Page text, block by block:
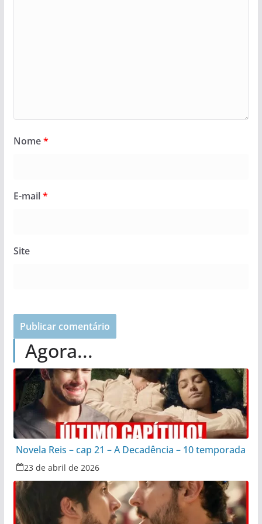
Nome*
E-mail*
Site
Agora...
Novela Reis – cap 21 – A Decadência – 10 temporada
23 de abril de 2026